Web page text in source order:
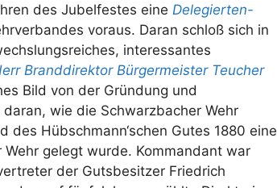
des Jubelfestes eine Delegierten-
voraus. Daran schloß sich in
interessantes
Branddirektor Bürgermeister Teucher
Bild von der Gründung und
wie die Schwarzbacher Wehr
Hübschmann‘schen Gutes 1880 eine
gelegt wurde. Kommandant war
der Gutsbesitzer Friedrich